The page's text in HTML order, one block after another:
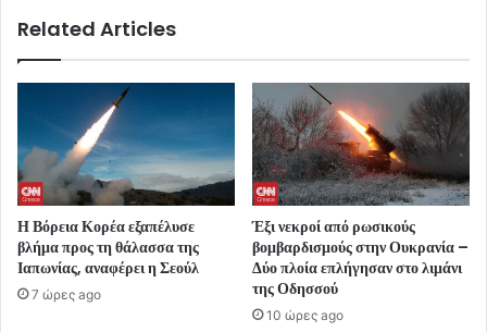
Related Articles
Η Βόρεια Κορέα εξαπέλυσε
βλήμα προς τη θάλασσα της
Ιαπωνίας, αναφέρει η Σεούλ
7 ώρες ago
Έξι νεκροί από ρωσικούς
βομβαρδισμούς στην Ουκρανία –
Δύο πλοία επλήγησαν στο λιμάνι
της Οδησσού
10 ώρες ago